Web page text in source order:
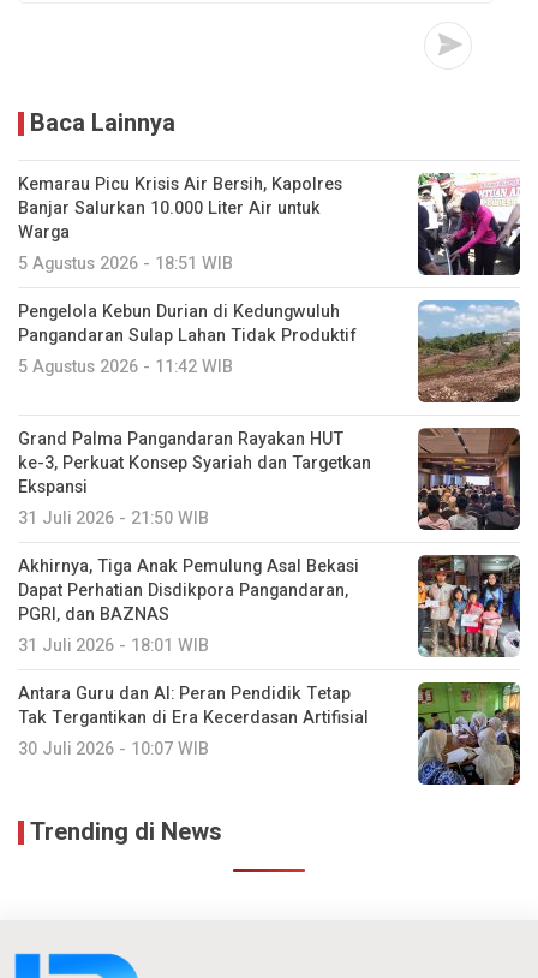
Baca Lainnya
Kemarau Picu Krisis Air Bersih, Kapolres
Banjar Salurkan 10.000 Liter Air untuk
Warga
5 Agustus 2026 - 18:51 WIB
Pengelola Kebun Durian di Kedungwuluh
Pangandaran Sulap Lahan Tidak Produktif ‎
5 Agustus 2026 - 11:42 WIB
Grand Palma Pangandaran Rayakan HUT
ke-3, Perkuat Konsep Syariah dan Targetkan
Ekspansi
31 Juli 2026 - 21:50 WIB
Akhirnya, Tiga Anak Pemulung Asal Bekasi
Dapat Perhatian Disdikpora Pangandaran,
PGRI, dan BAZNAS
31 Juli 2026 - 18:01 WIB
Antara Guru dan AI: Peran Pendidik Tetap
Tak Tergantikan di Era Kecerdasan Artifisial
30 Juli 2026 - 10:07 WIB
Trending di News